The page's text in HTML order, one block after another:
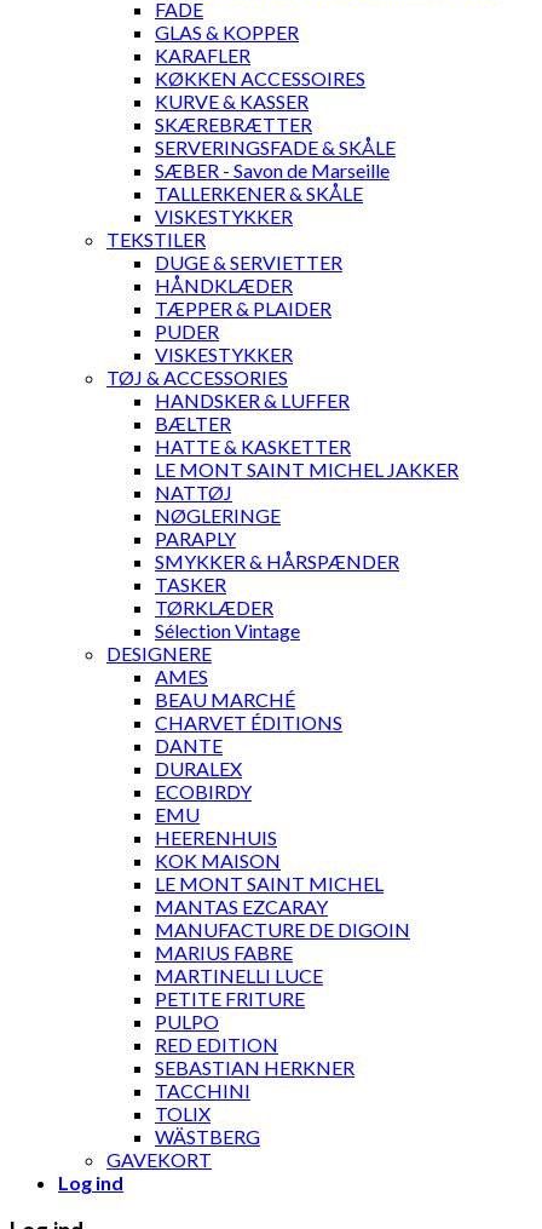
FADE
GLAS & KOPPER
KARAFLER
KØKKEN ACCESSOIRES
KURVE & KASSER
SKÆREBRÆTTER
SERVERINGSFADE & SKÅLE
SÆBER - Savon de Marseille
TALLERKENER & SKÅLE
VISKESTYKKER
TEKSTILER
DUGE & SERVIETTER
HÅNDKLÆDER
TÆPPER & PLAIDER
PUDER
VISKESTYKKER
TØJ & ACCESSORIES
HANDSKER & LUFFER
BÆLTER
HATTE & KASKETTER
LE MONT SAINT MICHEL JAKKER
NATTØJ
NØGLERINGE
PARAPLY
SMYKKER & HÅRSPÆNDER
TASKER
TØRKLÆDER
Sélection Vintage
DESIGNERE
AMES
BEAU MARCHÉ
CHARVET ÉDITIONS
DANTE
DURALEX
ECOBIRDY
EMU
HEERENHUIS
KOK MAISON
LE MONT SAINT MICHEL
MANTAS EZCARAY
MANUFACTURE DE DIGOIN
MARIUS FABRE
MARTINELLI LUCE
PETITE FRITURE
PULPO
RED EDITION
SEBASTIAN HERKNER
TACCHINI
TOLIX
WÄSTBERG
GAVEKORT
Log ind